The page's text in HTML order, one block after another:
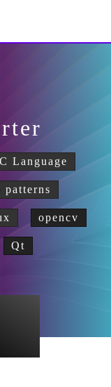
C Language
patterns
opencv
Qt